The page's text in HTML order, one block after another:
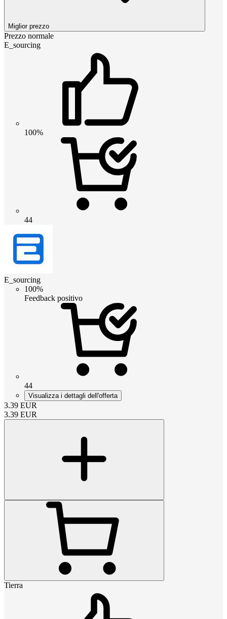
Miglior prezzo
Prezzo normale
E_sourcing
100%
44
E_sourcing
100%
Feedback positivo
44
Visualizza i dettagli dell'offerta
3.39 EUR
3.39 EUR
Tierra